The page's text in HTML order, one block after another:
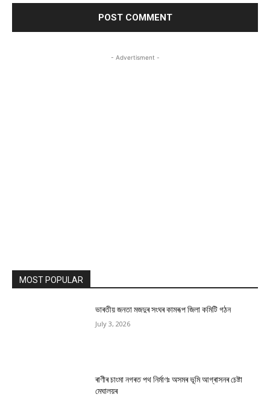
- Advertisment -
MOST POPULAR
ভাৰতীয় জনতা মজদুৰ সংঘৰ কামৰূপ জিলা কমিটি গঠন
July 3, 2026
ৰাণীৰ চাংমা নগৰত পথ নিৰ্মাণঃ অসমৰ ভূমি আগ্ৰাসনৰ চেষ্টা
মেঘালয়ৰ